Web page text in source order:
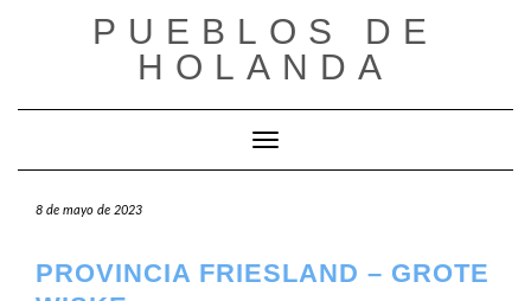
PUEBLOS DE
HOLANDA
Cambiar modo de navegación
8 de mayo de 2023
PROVINCIA FRIESLAND – GROTE